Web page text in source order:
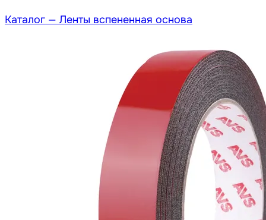
Каталог — Ленты вспененная основа